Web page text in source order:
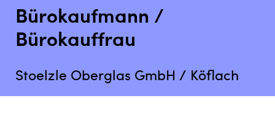
Bürokaufmann /
Bürokauffrau
Stoelzle Oberglas GmbH / Köflach